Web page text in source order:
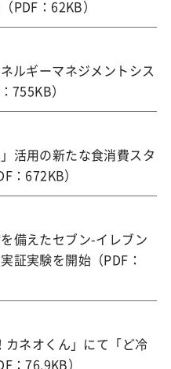
PDF：62KB）
ルギーマネジメントシス
755KB）
活用の新たな食消費スタ
：672KB）
備えたセブン-イレブン
証実験を開始（PDF：
カネオくん」にて「ど冷
：76.9KB）